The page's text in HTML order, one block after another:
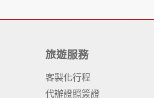
旅遊服務
客製化行程
代辦證照簽證